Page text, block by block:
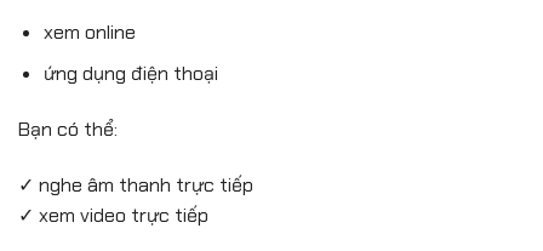
xem online
ứng dụng điện thoại
Bạn có thể:
✓ nghe âm thanh trực tiếp
✓ xem video trực tiếp